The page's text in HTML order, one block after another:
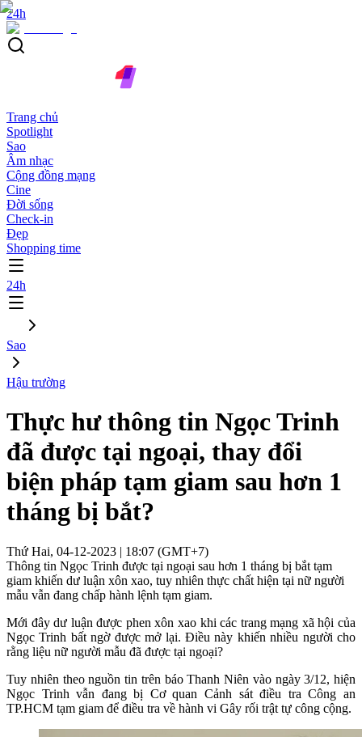
24h
Trang chủ
Spotlight
Sao
Âm nhạc
Cộng đồng mạng
Cine
Đời sống
Check-in
Đẹp
Shopping time
24h
Sao
Hậu trường
Thực hư thông tin Ngọc Trinh
đã được tại ngoại, thay đổi
biện pháp tạm giam sau hơn 1
tháng bị bắt?
Thứ Hai, 04-12-2023 | 18:07 (GMT+7)
Thông tin Ngọc Trinh được tại ngoại sau hơn 1 tháng bị bắt tạm
giam khiến dư luận xôn xao, tuy nhiên thực chất hiện tại nữ người
mẫu vẫn đang chấp hành lệnh tạm giam.
Mới đây dư luận được phen xôn xao khi các trang mạng xã hội của
Ngọc Trinh bất ngờ được mở lại. Điều này khiến nhiều người cho
rằng liệu nữ người mẫu đã được tại ngoại?
Tuy nhiên theo nguồn tin trên báo Thanh Niên vào ngày 3/12, hiện
Ngọc Trinh vẫn đang bị Cơ quan Cảnh sát điều tra Công an
TP.HCM tạm giam để điều tra về hành vi Gây rối trật tự công cộng.